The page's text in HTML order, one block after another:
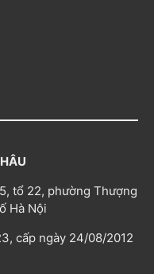
tổ 22, phường Thượng
Hà Nội
cấp ngày 24/08/2012